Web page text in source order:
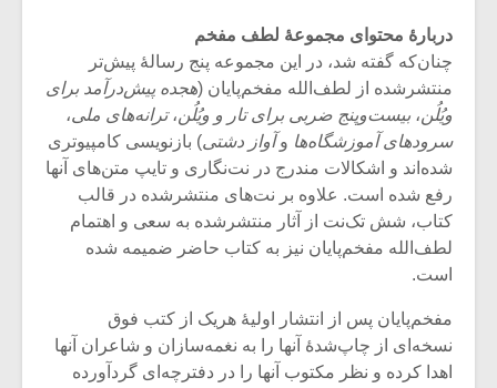
دربارۀ محتوای مجموعۀ لطف مفخم
چنان‌که گفته شد، در این مجموعه پنج رسالۀ پیش‌تر
منتشرشده از لطف‌الله مفخم‌پایان (هجده پیش‌درآمد برای
ویُلُن، بیست‌وپنج ضربی برای تار و ویُلُن،ترانه‌های ملی،
سرودهای آموزشگاه‌ها وآواز دشتی) بازنویسی کامپیوتری
شده‌اند و اشکالات مندرج در نت‌نگاری و تایپ متن‌های آنها
رفع شده است. علاوه بر نت‌های منتشرشده در قالب
کتاب، شش تک‌نت از آثار منتشرشده به سعی و اهتمام
لطف‌الله مفخم‌پایان نیز به کتاب حاضر ضمیمه شده
است.
مفخم‌پایان پس از انتشار اولیۀ هریک از کتب فوق
نسخه‌ای از چاپ‌شدۀ آنها را به نغمه‌سازان و شاعران آنها
اهدا کرده و نظر مکتوب آنها را در دفترچه‌ای گردآورده